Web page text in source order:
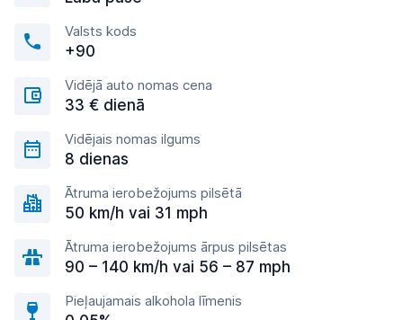
Valsts kods
+90
Vidējā auto nomas cena
33 € dienā
Vidējais nomas ilgums
8 dienas
Ātruma ierobežojums pilsētā
50 km/h vai 31 mph
Ātruma ierobežojums ārpus pilsētas
90 – 140 km/h vai 56 – 87 mph
Pieļaujamais alkohola līmenis